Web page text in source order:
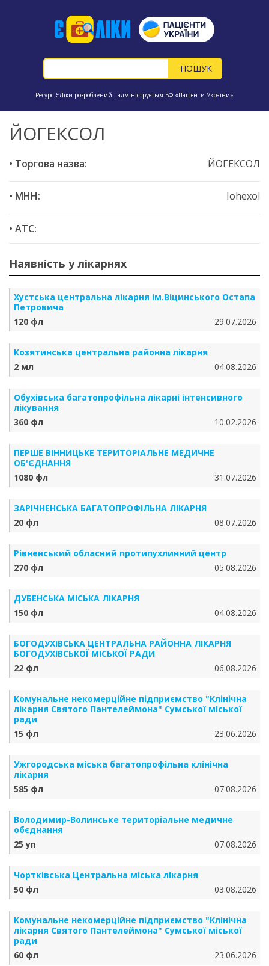
Ресурс ЄЛіки розроблений і адмініструється БФ «Пацієнти України»
ЙОГЕКСОЛ
• Торгова назва: ЙОГЕКСОЛ
• МНН: Iohexol
• ATC:
Наявність у лікарнях
Хустська центральна лікарня ім.Віцинського Остапа
Петровича
120 фл
29.07.2026
Козятинська центральна районна лікарня
2 мл
04.08.2026
Обухівська багатопрофільна лікарні інтенсивного
лікування
360 фл
10.02.2026
ПЕРШЕ ВІННИЦЬКЕ ТЕРИТОРІАЛЬНЕ МЕДИЧНЕ
ОБ'ЄДНАННЯ
1080 фл
31.07.2026
ЗАРІЧНЕНСЬКА БА­ГА­ТО­ПРО­ФІЛЬ­НА ЛІКАРНЯ
20 фл
08.07.2026
Рівненський обласний протипухлинний центр
270 фл
05.08.2026
ДУБЕНСЬКА МІСЬКА ЛІКАРНЯ
150 фл
04.08.2026
БОГОДУХІВСЬКА ЦЕНТРАЛЬНА РАЙОННА ЛІКАРНЯ
БОГОДУХІВСЬКОЇ МІСЬКОЇ РАДИ
22 фл
06.08.2026
Комунальне некомерційне підприємство "Клінічна
лікарня Святого Пантелеймона" Сумської міської
ради
15 фл
23.06.2026
Ужгородська міська багатопрофільна клінічна
лікарня
585 фл
07.08.2026
Володимир-Волинське територіальне медичне
обєднання
25 уп
07.08.2026
Чортківська Центральна міська лікарня
50 фл
03.08.2026
Комунальне некомерційне підприємство "Клінічна
лікарня Святого Пантелеймона" Сумської міської
ради
60 фл
23.06.2026